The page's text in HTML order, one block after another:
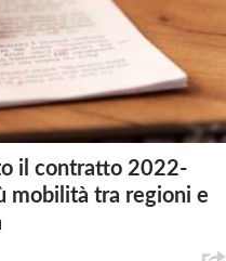
il contratto 2022-
mobilità tra regioni e